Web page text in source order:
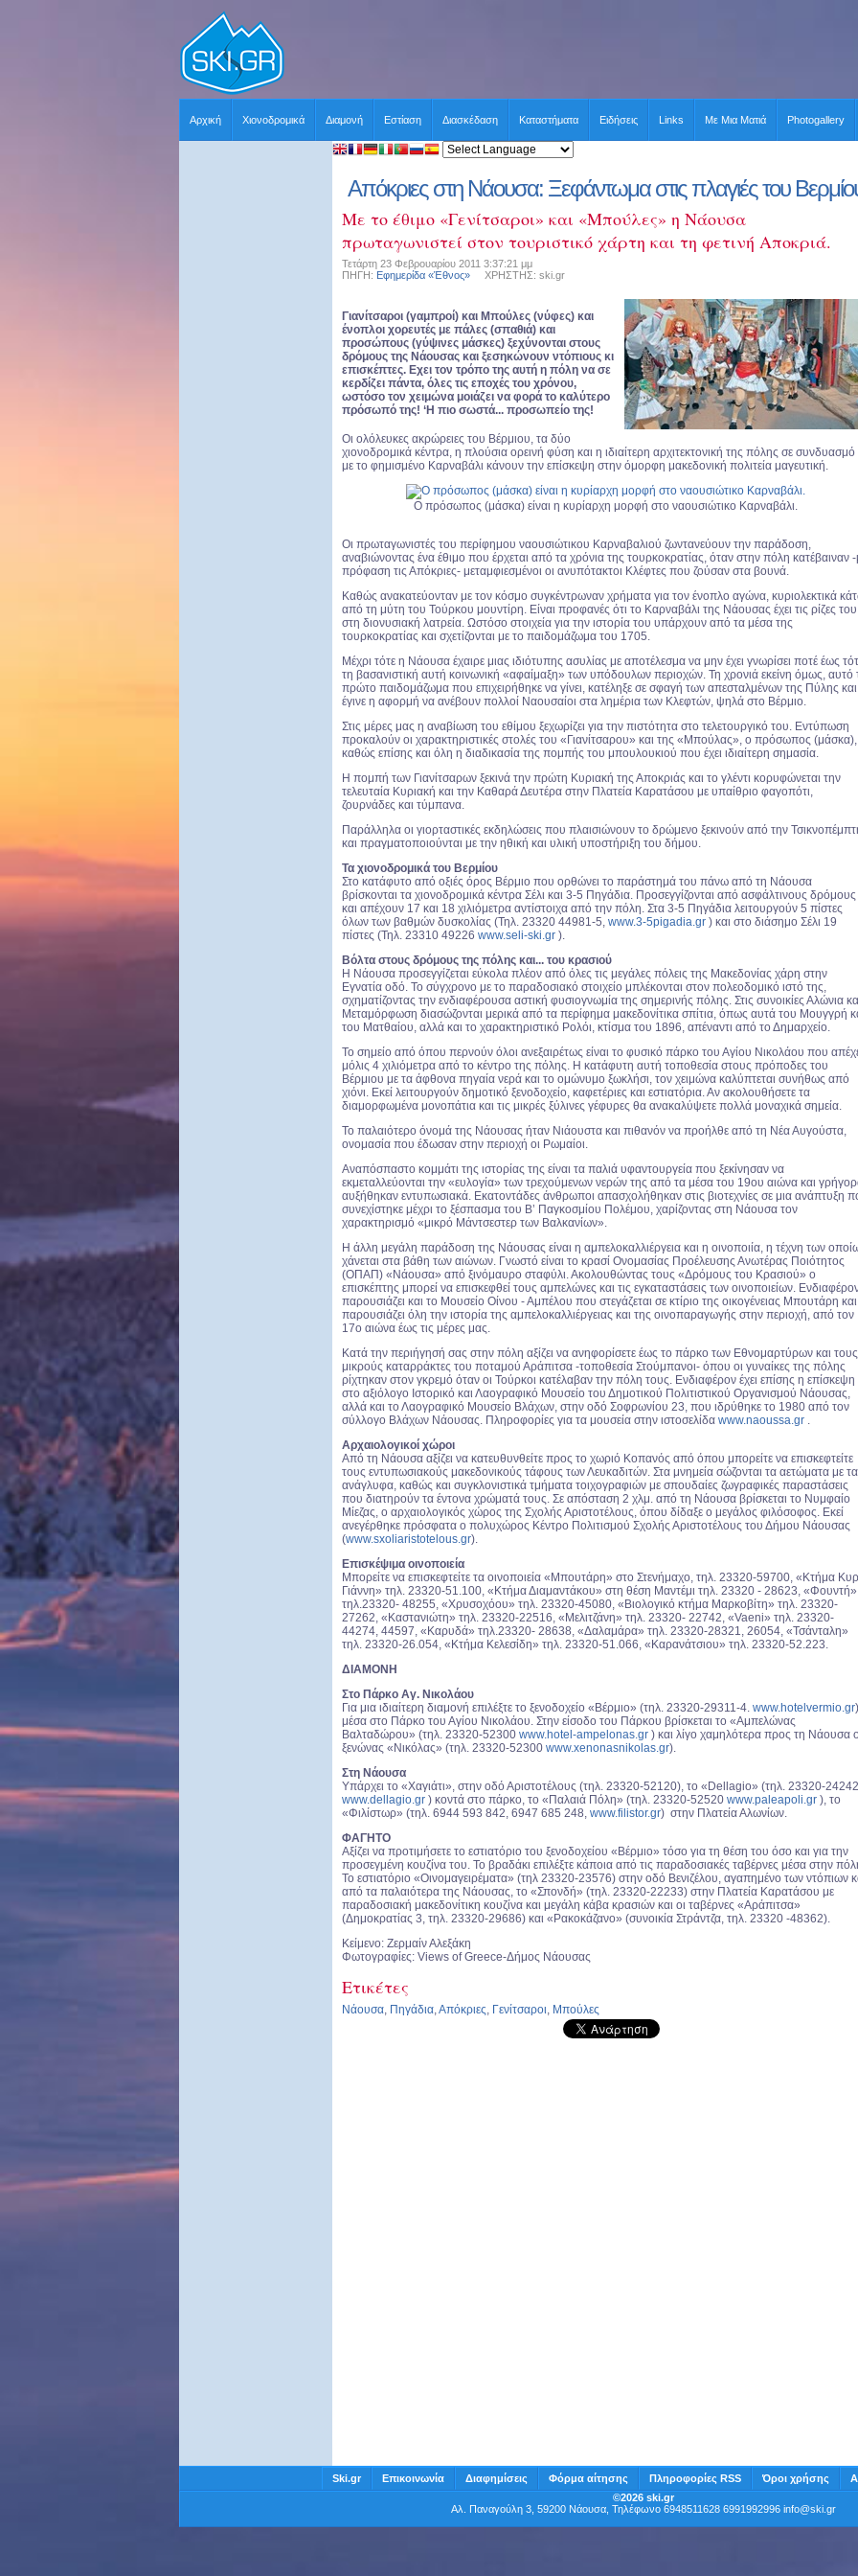
Αρχική Χιονοδρομικά Διαμονή Εστίαση Διασκέδαση Καταστήματα Ειδήσεις Links Με Μια Ματιά Photogallery
Απόκριες στη Νάουσα: Ξεφάντωμα στις πλαγιές του
Με το έθιμο «Γενίτσαροι» και «Μπούλες» η Νάουσα
πρωταγωνιστεί στον τουριστικό χάρτη και τη φετινή Αποκριά.
Τετάρτη 23 Φεβρουαρίου 2011 3:37:21 μμ
ΠΗΓΗ: Εφημερίδα «Έθνος» ΧΡΗΣΤΗΣ: ski.gr
Γιανίτσαροι (γαμπροί) και Μπούλες (νύφες) και
ένοπλοι χορευτές με πάλες (σπαθιά) και
προσώπους (γύψινες μάσκες) ξεχύνονται στους
δρόμους της Νάουσας και ξεσηκώνουν ντόπιους κι
επισκέπτες. Εχει τον τρόπο της αυτή η πόλη να σε
κερδίζει πάντα, όλες τις εποχές του χρόνου,
ωστόσο τον χειμώνα μοιάζει να φορά το καλύτερο
πρόσωπό της! ‘Η πιο σωστά... προσωπείο της!
Οι ολόλευκες ακρώρειες του Βέρμιου, τα δύο
χιονοδρομικά κέντρα, η πλούσια ορεινή φύση και η ιδιαίτερη αρχιτεκτονική της πόλης σε συνδυασμό
με το φημισμένο Καρναβάλι κάνουν την επίσκεψη στην όμορφη μακεδονική πολιτεία μαγευτική.
Ο πρόσωπος (μάσκα) είναι η κυρίαρχη μορφή στο ναουσιώτικο Καρναβάλι.
Οι πρωταγωνιστές του περίφημου ναουσιώτικου Καρναβαλιού ζωντανεύουν την παράδοση,
αναβιώνοντας ένα έθιμο που έρχεται από τα χρόνια της τουρκοκρατίας, όταν στην πόλη κατέβαιναν -
πρόφαση τις Απόκριες- μεταμφιεσμένοι οι ανυπότακτοι Κλέφτες που ζούσαν στα βουνά.
Καθώς ανακατεύονταν με τον κόσμο συγκέντρωναν χρήματα για τον ένοπλο αγώνα, κυριολεκτικά
από τη μύτη του Τούρκου μουντίρη. Είναι προφανές ότι το Καρναβάλι της Νάουσας έχει τις ρίζες του
στη διονυσιακή λατρεία. Ωστόσο στοιχεία για την ιστορία του υπάρχουν από τα μέσα της
τουρκοκρατίας και σχετίζονται με το παιδομάζωμα του 1705.
Μέχρι τότε η Νάουσα έχαιρε μιας ιδιότυπης ασυλίας με αποτέλεσμα να μην έχει γνωρίσει ποτέ έως
τη βασανιστική αυτή κοινωνική «αφαίμαξη» των υπόδουλων περιοχών. Τη χρονιά εκείνη όμως, αυτό
πρώτο παιδομάζωμα που επιχειρήθηκε να γίνει, κατέληξε σε σφαγή των απεσταλμένων της Πύλης και
έγινε η αφορμή να ανέβουν πολλοί Ναουσαίοι στα λημέρια των Κλεφτών, ψηλά στο Βέρμιο.
Στις μέρες μας η αναβίωση του εθίμου ξεχωρίζει για την πιστότητα στο τελετουργικό του. Εντύπωση
προκαλούν οι χαρακτηριστικές στολές του «Γιανίτσαρου» και της «Μπούλας», ο πρόσωπος (μάσκα),
καθώς επίσης και όλη η διαδικασία της πομπής του μπουλουκιού που έχει ιδιαίτερη σημασία.
Η πομπή των Γιανίτσαρων ξεκινά την πρώτη Κυριακή της Αποκριάς και το γλέντι κορυφώνεται την
τελευταία Κυριακή και την Καθαρά Δευτέρα στην Πλατεία Καρατάσου με υπαίθριο φαγοπότι,
ζουρνάδες και τύμπανα.
Παράλληλα οι γιορταστικές εκδηλώσεις που πλαισιώνουν το δρώμενο ξεκινούν από την
και πραγματοποιούνται με την ηθική και υλική υποστήριξη του δήμου.
Τα χιονοδρομικά του Βερμίου
Στο κατάφυτο από οξιές όρος Βέρμιο που ορθώνει το παράστημά του πάνω από τη Νάουσα
βρίσκονται τα χιονοδρομικά κέντρα Σέλι και 3-5 Πηγάδια. Προσεγγίζονται από ασφάλτινους δρόμους
και απέχουν 17 και 18 χιλιόμετρα αντίστοιχα από την πόλη. Στα 3-5 Πηγάδια λειτουργούν 5 πίστες
όλων των βαθμών δυσκολίας (Τηλ. 23320 44981-5, www.3-5pigadia.gr ) και στο διάσημο Σέλι 19
πίστες (Τηλ. 23310 49226 www.seli-ski.gr ).
Βόλτα στους δρόμους της πόλης και... του κρασιού
Η Νάουσα προσεγγίζεται εύκολα πλέον από όλες τις μεγάλες πόλεις της Μακεδονίας χάρη στην
Εγνατία οδό. Το σύγχρονο με το παραδοσιακό στοιχείο μπλέκονται στον πολεοδομικό ιστό της,
σχηματίζοντας την ενδιαφέρουσα αστική φυσιογνωμία της σημερινής πόλης. Στις συνοικίες Αλώνια
Μεταμόρφωση διασώζονται μερικά από τα περίφημα μακεδονίτικα σπίτια, όπως αυτά του Μουγγρή
του Ματθαίου, αλλά και το χαρακτηριστικό Ρολόι, κτίσμα του 1896, απέναντι από το Δημαρχείο.
Το σημείο από όπου περνούν όλοι ανεξαιρέτως είναι το φυσικό πάρκο του Αγίου Νικολάου που
μόλις 4 χιλιόμετρα από το κέντρο της πόλης. Η κατάφυτη αυτή τοποθεσία στους πρόποδες του
Βέρμιου με τα άφθονα πηγαία νερά και το ομώνυμο ξωκλήσι, τον χειμώνα καλύπτεται συνήθως από
χιόνι. Εκεί λειτουργούν δημοτικό ξενοδοχείο, καφετέριες και εστιατόρια. Αν ακολουθήσετε τα
διαμορφωμένα μονοπάτια και τις μικρές ξύλινες γέφυρες θα ανακαλύψετε πολλά μοναχικά σημεία.
Το παλαιότερο όνομά της Νάουσας ήταν Νιάουστα και πιθανόν να προήλθε από τη Νέα Αυγούστα,
ονομασία που έδωσαν στην περιοχή οι Ρωμαίοι.
Αναπόσπαστο κομμάτι της ιστορίας της είναι τα παλιά υφαντουργεία που ξεκίνησαν να
εκμεταλλεύονται την «ευλογία» των τρεχούμενων νερών της από τα μέσα του 19ου αιώνα και
αυξήθηκαν εντυπωσιακά. Εκατοντάδες άνθρωποι απασχολήθηκαν στις βιοτεχνίες σε μια ανάπτυξη
συνεχίστηκε μέχρι το ξέσπασμα του Β’ Παγκοσμίου Πολέμου, χαρίζοντας στη Νάουσα τον
χαρακτηρισμό «μικρό Μάντσεστερ των Βαλκανίων».
Η άλλη μεγάλη παράδοση της Νάουσας είναι η αμπελοκαλλιέργεια και η οινοποιία, η τέχνη των
χάνεται στα βάθη των αιώνων. Γνωστό είναι το κρασί Ονομασίας Προέλευσης Ανωτέρας Ποιότητος
(ΟΠΑΠ) «Νάουσα» από ξινόμαυρο σταφύλι. Ακολουθώντας τους «Δρόμους του Κρασιού» ο
επισκέπτης μπορεί να επισκεφθεί τους αμπελώνες και τις εγκαταστάσεις των οινοποιείων.
παρουσιάζει και το Μουσείο Οίνου - Αμπέλου που στεγάζεται σε κτίριο της οικογένειας Μπουτάρη και
παρουσιάζει όλη την ιστορία της αμπελοκαλλιέργειας και της οινοπαραγωγής στην περιοχή, από τον
17o αιώνα έως τις μέρες μας.
Κατά την περιήγησή σας στην πόλη αξίζει να ανηφορίσετε έως το πάρκο των Εθνομαρτύρων και τους
μικρούς καταρράκτες του ποταμού Αράπιτσα -τοποθεσία Στούμπανοι- όπου οι γυναίκες της πόλης
ρίχτηκαν στον γκρεμό όταν οι Τούρκοι κατέλαβαν την πόλη τους. Ενδιαφέρον έχει επίσης η επίσκεψη
στο αξιόλογο Ιστορικό και Λαογραφικό Μουσείο του Δημοτικού Πολιτιστικού Οργανισμού Νάουσας,
αλλά και το Λαογραφικό Μουσείο Βλάχων, στην οδό Σοφρωνίου 23, που ιδρύθηκε το 1980 από τον
σύλλογο Βλάχων Νάουσας. Πληροφορίες για τα μουσεία στην ιστοσελίδα www.naoussa.gr .
Αρχαιολογικοί χώροι
Από τη Νάουσα αξίζει να κατευθυνθείτε προς το χωριό Κoπανός από όπου μπορείτε να επισκεφτείτε
τους εντυπωσιακούς μακεδονικούς τάφους των Λευκαδιτών. Στα μνημεία σώζονται τα αετώματα με τα
ανάγλυφα, καθώς και συγκλονιστικά τμήματα τοιχογραφιών με σπουδαίες ζωγραφικές παραστάσεις
που διατηρούν τα έντονα χρώματά τους. Σε απόσταση 2 χλμ. από τη Νάουσα βρίσκεται το Νυμφαίο
Μίεζας, ο αρχαιολογικός χώρος της Σχολής Αριστοτέλους, όπου δίδαξε ο μεγάλος φιλόσοφος. Εκεί
ανεγέρθηκε πρόσφατα ο πολυχώρος Κέντρο Πολιτισμού Σχολής Αριστοτέλους του Δήμου Νάουσας
(www.sxoliaristotelous.gr).
Επισκέψιμα οινοποιεία
Μπορείτε να επισκεφτείτε τα οινοποιεία «Μπουτάρη» στο Στενήμαχο, τηλ. 23320-59700, «Κτήμα Κυρ
Γιάννη» τηλ. 23320-51.100, «Κτήμα Διαμαντάκου» στη θέση Μαντέμι τηλ. 23320 - 28623, «Φουντή»
τηλ.23320- 48255, «Χρυσοχόου» τηλ. 23320-45080, «Βιολογικό κτήμα Μαρκοβίτη» τηλ. 23320-
27262, «Καστανιώτη» τηλ. 23320-22516, «Μελιτζάνη» τηλ. 23320- 22742, «Vaeni» τηλ. 23320-
44274, 44597, «Καρυδά» τηλ.23320- 28638, «Δαλαμάρα» τηλ. 23320-28321, 26054, «Τσάνταλη»
τηλ. 23320-26.054, «Κτήμα Κελεσίδη» τηλ. 23320-51.066, «Καρανάτσιου» τηλ. 23320-52.223.
ΔΙΑΜΟΝΗ
Στο Πάρκο Αγ. Νικολάου
Για μια ιδιαίτερη διαμονή επιλέξτε το ξενοδοχείο «Βέρμιο» (τηλ. 23320-29311-4. www.hotelvermio.gr)
μέσα στο Πάρκο του Αγίου Νικολάου. Στην είσοδο του Πάρκου βρίσκεται το «Αμπελώνας
Βαλταδώρου» (τηλ. 23320-52300 www.hotel-ampelonas.gr ) και λίγο χαμηλότερα προς τη Νάουσα
ξενώνας «Νικόλας» (τηλ. 23320-52300 www.xenonasnikolas.gr).
Στη Νάουσα
Υπάρχει το «Χαγιάτι», στην οδό Αριστοτέλους (τηλ. 23320-52120), το «Dellagio» (τηλ. 23320-
www.dellagio.gr ) κοντά στο πάρκο, το «Παλαιά Πόλη» (τηλ. 23320-52520 www.paleapoli.gr ), το
«Φιλίστωρ» (τηλ. 6944 593 842, 6947 685 248, www.filistor.gr) στην Πλατεία Αλωνίων.
ΦΑΓΗΤΟ
Αξίζει να προτιμήσετε το εστιατόριο του ξενοδοχείου «Βέρμιο» τόσο για τη θέση του όσο και για την
προσεγμένη κουζίνα του. Το βραδάκι επιλέξτε κάποια από τις παραδοσιακές ταβέρνες μέσα στην
Το εστιατόριο «Οινομαγειρέματα» (τηλ 23320-23576) στην οδό Βενιζέλου, αγαπημένο των ντόπιων
από τα παλαιότερα της Νάουσας, το «Σπονδή» (τηλ. 23320-22233) στην Πλατεία Καρατάσου με
παραδοσιακή μακεδονίτικη κουζίνα και μεγάλη κάβα κρασιών και οι ταβέρνες «Αράπιτσα»
(Δημοκρατίας 3, τηλ. 23320-29686) και «Ρακοκάζανο» (συνοικία Στράντζα, τηλ. 23320 -48362).
Κείμενο: Ζερμαίν Αλεξάκη
Φωτογραφίες: Views of Greece-Δήμος Νάουσας
Ετικέτες
Νάουσα, Πηγάδια,Απόκριες, Γενίτσαροι, Μπούλες
Ski.gr Επικοινωνία Διαφημίσεις Φόρμα αίτησης Πληροφορίες RSS Όροι χρήσης
©2026 ski.gr
Αλ. Παναγούλη 3, 59200 Νάουσα, Τηλέφωνο 6948511628 6991992996 info@ski.gr